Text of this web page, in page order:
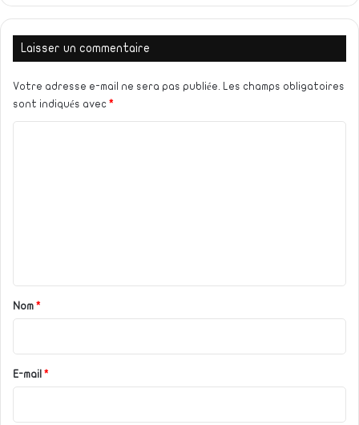
Laisser un commentaire
Votre adresse e-mail ne sera pas publiée. Les champs obligatoires
sont indiqués avec *
a
r
e
Nom *
E-mail *